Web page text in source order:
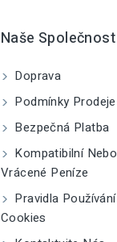
Naše Společnost
Doprava
Podmínky Prodeje
Bezpečná Platba
Kompatibilní Nebo
Vrácené Peníze
Pravidla Používání
Cookies